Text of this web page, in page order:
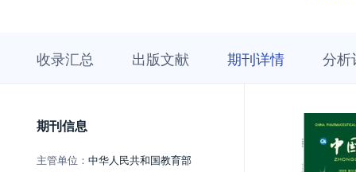
收录汇总 出版文献 期刊详情 分析
期刊信息
主管单位： 中华人民共和国教育部